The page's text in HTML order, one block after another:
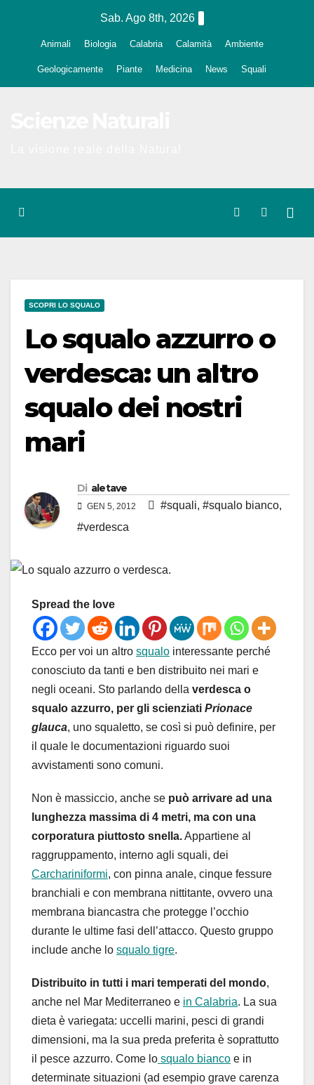
Sab. Ago 8th, 2026
Animali Biologia Calabria Calamità Ambiente
Geologicamente Piante Medicina News Squali
SCOPRI LO SQUALO
Lo squalo azzurro o
verdesca: un altro
squalo dei nostri
mari
Di aletave
GEN 5, 2012 #squali, #squalo bianco,
#verdesca
Spread the love
Ecco per voi un altro squalo interessante perché
conosciuto da tanti e ben distribuito nei mari e
negli oceani. Sto parlando della verdesca o
squalo azzurro, per gli scienziati Prionace
glauca, uno squaletto, se così si può definire, per
il quale le documentazioni riguardo suoi
avvistamenti sono comuni.
Non è massiccio, anche se può arrivare ad una
lunghezza massima di 4 metri, ma con una
corporatura piuttosto snella.Appartiene al
raggruppamento, interno agli squali, dei
Carchariniformi, con pinna anale, cinque fessure
branchiali e con membrana nittitante, ovvero una
membrana biancastra che protegge l’occhio
durante le ultime fasi dell’attacco. Questo gruppo
include anche lo squalo tigre.
Distribuito in tutti i mari temperati del mondo,
anche nel Mar Mediterraneo e in Calabria. La sua
dieta è variegata: uccelli marini, pesci di grandi
dimensioni, ma la sua preda preferita è soprattutto
il pesce azzurro. Come lo squalo bianco e in
determinate situazioni (ad esempio grave carenza